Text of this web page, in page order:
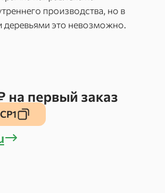
производства, но в
деревьями это невозможно.
на первый заказ